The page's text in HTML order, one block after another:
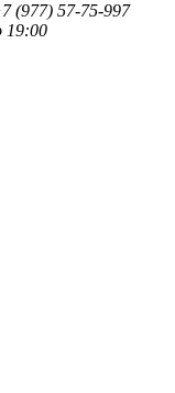
(977) 57-75-997
19:00